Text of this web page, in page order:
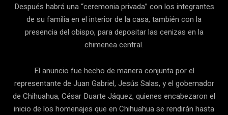
Después habrá una “ceremonia privada” con los integrantes
de su familia en el interior de la casa, también con la
presencia del obispo, para depositar las cenizas en la
chimenea central.
El anuncio fue hecho de manera conjunta por el
representante de Juan Gabriel, Jesús Salas, y el gobernador
de Chihuahua, César Duarte Jáquez, quienes encabezaron el
inicio de los homenajes que en Chihuahua se rendirán hasta